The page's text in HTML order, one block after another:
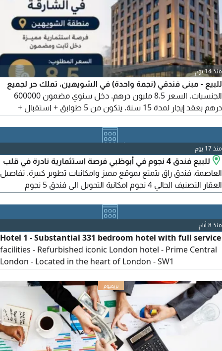
منذ 14 يوم
للبيع - مبنى فندقي (نجمة واحدة) في الشويهين، تملك حر لجميع
الجنسيات. السعر 8.5 مليون درهم. دخل سنوي مضمون 600000
درهم بعقد إيجار لمدة 15 سنة. يتكون من 5 طوابق + استقبال +
التشغيلية. فرصة استثمارية جاهزة بعائد ثابت ومستقر، مع تحمل
المستأجر جميع المصاريف التشغيلية
منذ 17 يوم
للبيع فندق 4 نجوم في أبوظبي فرصة استثمارية نادرة في قلب
العاصمة، فندق راق يتمتع بموقع مميز وامكانيات تطوير كبيرة. تفاصيل
العقار التصنيف الحالي 4 نجوم امكانية التحويل الى فندق 5 نجوم
الموقع أبوظبي - موقع متميز وسهل الوصول السعر المطلوب 400
مليون درهم المميزات موقع استراتيجي في واحدة من أكثر المناطق
حيوية في العاصمة تصميم عصري وتشطيبات فاخرة جاهز للتشغيل أو
التطوير فرصة استثمارية مضمونة العائد
منذ 8 أيام
Hotel 1 - Substantial 331 bedroom hotel with full service
facilities - Refurbished iconic London hotel - Prime Central
London - Located in the heart of London - SW1
links - Award winning asset with market leading guest
service ratings - Freehold opportunity Price 396M